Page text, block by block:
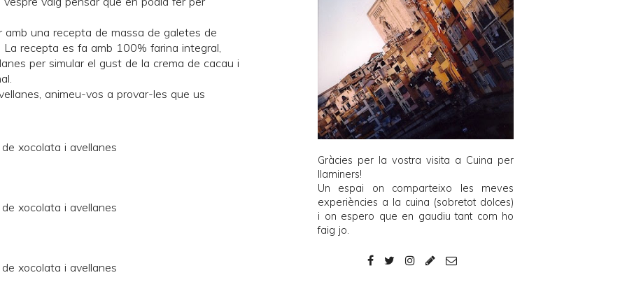
amb una recepta de massa de galetes de
La recepta es fa amb 100% farina integral,
per simular el gust de la crema de cacau i
animeu-vos a provar-les que us
Gràcies per la vostra visita a Cuina per
llaminers!
Un espai on comparteixo les meves
experiències a la cuina (sobretot dolces)
i on espero que en gaudiu tant com ho
faig jo.